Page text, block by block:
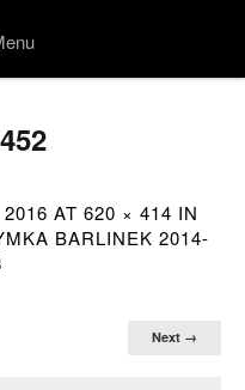
to
AT 620 × 414 IN
BARLINEK 2014-
Next →